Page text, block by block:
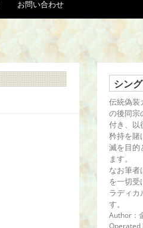
お問い合わせ
シン
伝統偽装
の後同宗
付き、以
矜持を賭
滅を目的
ます。
なお筆者
を一切受
ラディカ
す。
Author：
Operated